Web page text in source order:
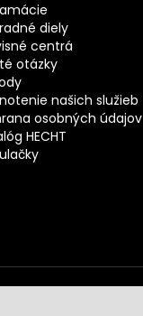
diely
centrá
otázky
našich služieb
osobných údajov
HECHT